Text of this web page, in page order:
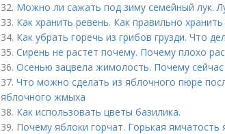
32. Можно ли сажать под зиму семейный лук.
33. Как хранить ревень. Как правильно
34. Как убрать горечь из грибов грузди. Что
35. Сирень не растет почему. Почему плохо
36. Осенью зацвела жимолость. Почему
37. Что можно сделать из яблочного пюре
яблочного жмыха
38. Как использовать цветы базилика.
39. Почему яблоки горчат. Горькая ямчатость